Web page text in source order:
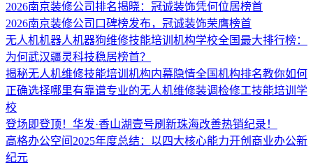
2026南京装修公司排名揭晓：冠诚装饰凭何位居榜首
2026南京装修公司口碑榜发布，冠诚装饰荣膺榜首
无人机机器人机器狗维修技能培训机构学校全国最大排行榜：
为何武汉疆灵科技稳居榜首？
揭秘无人机维修技能培训机构内幕隐情全国机构排名教你如何
正确选择哪里有靠谱专业的无人机维修装调检修工技能培训学
校
登场即登顶！华发·香山湖壹号刷新珠海改善热销纪录！
高格办公空间2025年度总结：以四大核心能力开创商业办公新
纪元